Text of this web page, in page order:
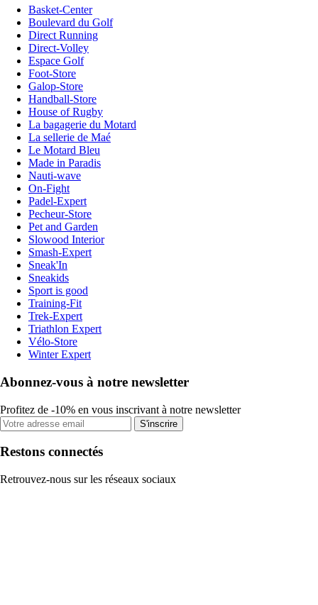
Basket-Center
Boulevard du Golf
Direct Running
Direct-Volley
Espace Golf
Foot-Store
Galop-Store
Handball-Store
House of Rugby
La bagagerie du Motard
La sellerie de Maé
Le Motard Bleu
Made in Paradis
Nauti-wave
On-Fight
Padel-Expert
Pecheur-Store
Pet and Garden
Slowood Interior
Smash-Expert
Sneak'In
Sneakids
Sport is good
Training-Fit
Trek-Expert
Triathlon Expert
Vélo-Store
Winter Expert
Abonnez-vous à notre newsletter
Profitez de -10% en vous inscrivant à notre newsletter
S'inscrire
Restons connectés
Retrouvez-nous sur les réseaux sociaux